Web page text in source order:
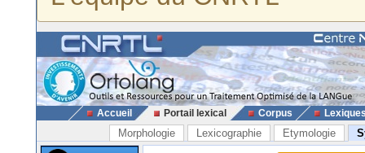
Accueil Portail lexical Corpus
Morphologie Lexicographie Etymologie